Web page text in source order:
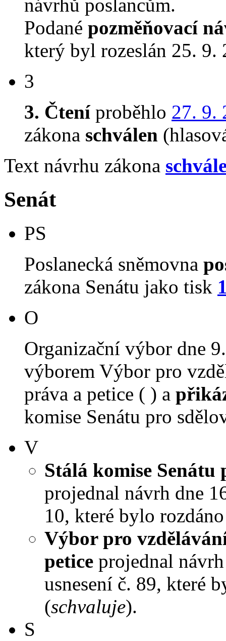
návrhů poslancům.
Podané pozměňovací
který byl rozeslán 25. 9.
3
3. Čteníproběhlo 27. 9.
zákona schválen
Text návrhu zákona
Senát
PS
Poslanecká sněmovna
zákona Senátu jako tisk
O
Organizační výbor dne
výborem Výbor pro
práva a petice ( ) a
komise Senátu pro
V
Stálá komise
projednal návrh dne
10, které bylo
Výbor pro
petice projednal
usnesení č. 89, které
(schvaluje).
S